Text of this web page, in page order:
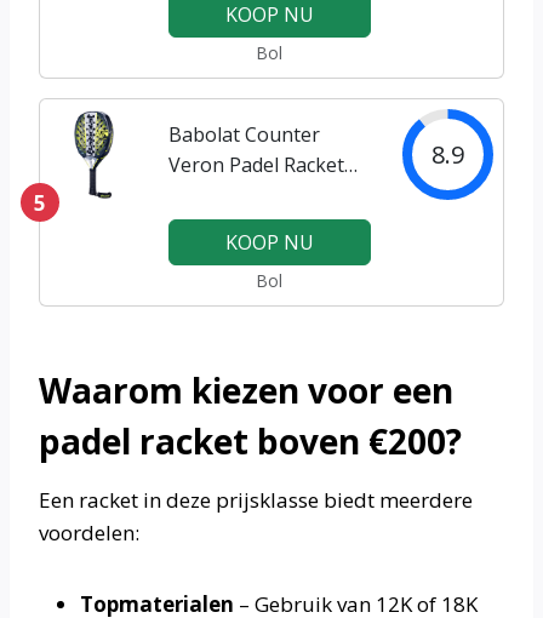
KOOP NU
Bol
5
Babolat Counter
Veron Padel Racket
8.9
KOOP NU
Bol
Waarom kiezen voor een
padel racket boven €200?
Een racket in deze prijsklasse biedt meerdere
voordelen:
Topmaterialen – Gebruik van 12K of 18K